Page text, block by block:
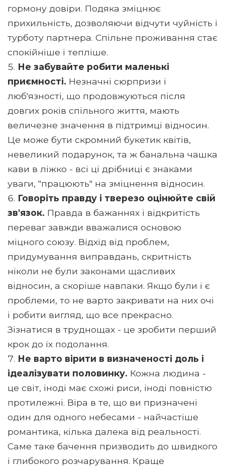
гормону довіри. Подяка зміцнює
прихильність, дозволяючи відчути чуйність і
турботу партнера. Спільне проживання стає
спокійніше і тепліше.
Не забувайте робити маленькі
приємності. Незначні сюрпризи і
люб'язності, що продовжуються після
довгих років спільного життя, мають
величезне значення в підтримці відносин.
Це може бути скромний букетик квітів,
невеликий подарунок, та ж банальна чашка
кави в ліжко - всі ці дрібниці є знаками
уваги, "працюють" на зміцнення відносин.
Говоріть правду і тверезо оцінюйте свій
зв'язок. Правда в бажаннях і відкритість
переваг завжди вважалися основою
міцного союзу. Відхід від проблем,
придумування виправдань, скритність
ніколи не були законами щасливих
відносин, а скоріше навпаки. Якщо були і є
проблеми, то не варто закривати на них очі
і робити вигляд, що все прекрасно.
Зізнатися в труднощах - це зробити перший
крок до їх подолання.
Не варто вірити в визначеності доль і
ідеалізувати половинку. Кожна людина -
це світ, іноді має схожі риси, іноді повністю
протилежні. Віра в те, що ви призначені
один для одного небесами - найчастіше
романтика, кілька далека від реальності.
Саме таке бачення призводить до швидкого
і глибокого розчарування. Краще